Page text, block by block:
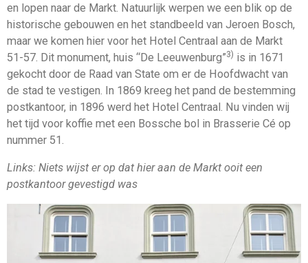
en lopen naar de Markt. Natuurlijk werpen we een blik op de
historische gebouwen en het standbeeld van Jeroen Bosch,
maar we komen hier voor het Hotel Centraal aan de Markt
51-57. Dit monument, huis “De Leeuwenburg”3) is in 1671
gekocht door de Raad van State om er de Hoofdwacht van
de stad te vestigen. In 1869 kreeg het pand de bestemming
postkantoor, in 1896 werd het Hotel Centraal. Nu vinden wij
het tijd voor koffie met een Bossche bol in Brasserie Cé op
nummer 51.
Links: Niets wijst er op dat hier aan de Markt ooit een
postkantoor gevestigd was